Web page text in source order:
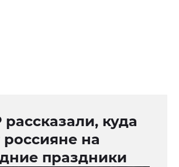
куда
россияне на
праздники